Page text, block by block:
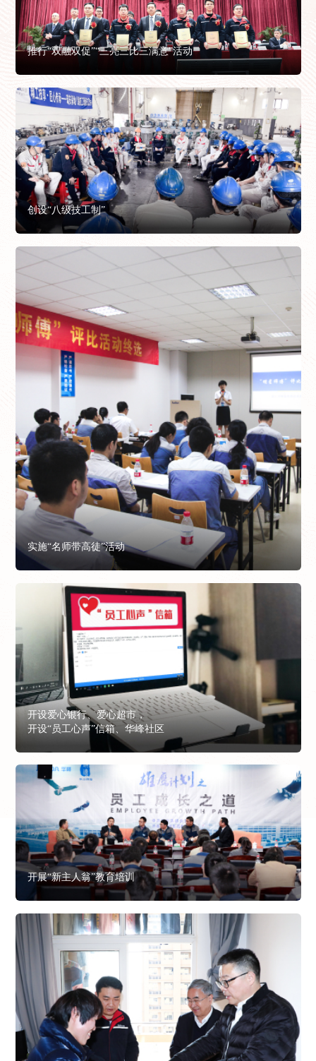
推行“双融双促”“三亮三比三满意”活动
创设“八级技工制”
实施“名师带高徒”活动
开设爱心银行、爱心超市，
开设“员工心声”信箱、华峰社区
开展“新主人翁”教育培训